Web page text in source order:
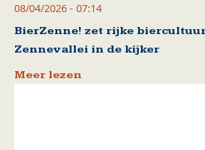
08/04/2026 - 07:14
BierZenne! zet rijke
Zennevallei in de kijker
Meer lezen